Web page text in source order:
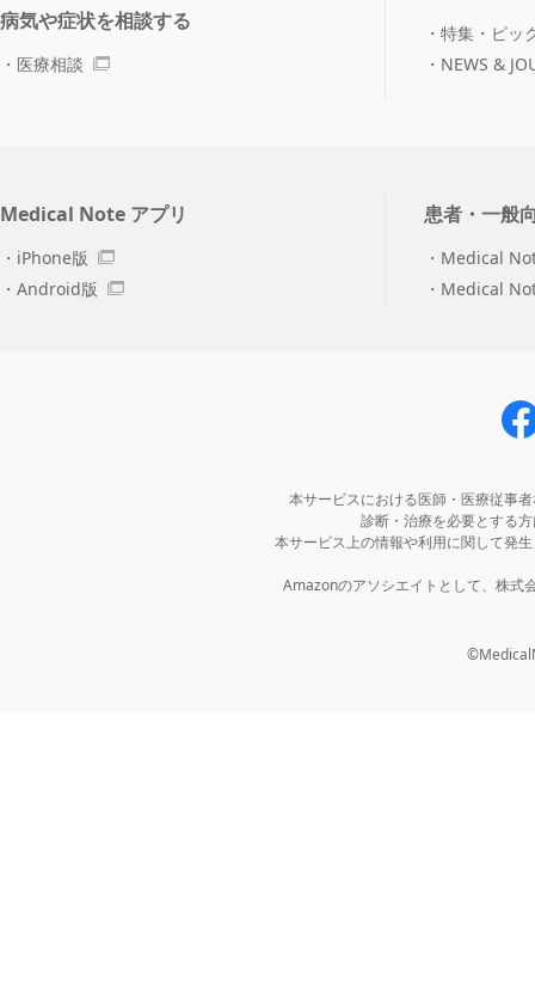
病気や症状を相談する
医療相談
特集・ピッ
NEWS &
Medical Note アプリ
iPhone版
Android版
患者・一般
Medical
Medical
本サービスにおける医師・医療従事
診断・治療を必要とする
本サービス上の情報や利用に関して発
Amazonのアソシエイトとして、株式